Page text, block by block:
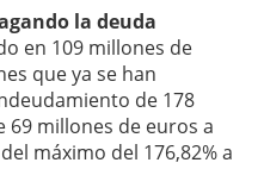
la deuda
en 109 millones de
que ya se han
de 178
69 millones de euros a
máximo del 176,82% a